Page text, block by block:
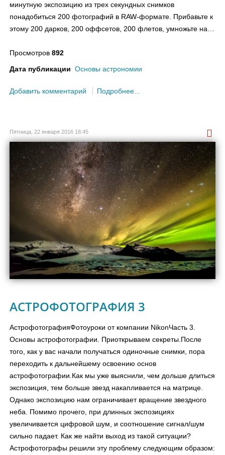
минутную экспозицию из трех секундных снимков
понадобиться 200 фотографий в RAW-формате. Прибавьте к
этому 200 дарков, 200 оффсетов, 200 флетов, умножьте на…
Просмотров 892
Дата публикации Основы астрономии
Добавить комментарий Подробнее...
Пятница, 22 января 2016 18:45
АСТРОФОТОГРАФИЯ 3
АстрофотографияФотоуроки от компании NikonЧасть 3.
Основы астрофотографии. Приоткрываем секреты.После
того, как у вас начали получаться одиночные снимки, пора
переходить к дальнейшему освоению основ
астрофотографии.Как мы уже выяснили, чем дольше длиться
экспозиция, тем больше звезд накапливается на матрице.
Однако экспозицию нам ограничивает вращение звездного
неба. Помимо прочего, при длинных экспозициях
увеличивается цифровой шум, и соотношение сигнал/шум
сильно падает. Как же найти выход из такой ситуации?
Астрофотографы решили эту проблему следующим образом: